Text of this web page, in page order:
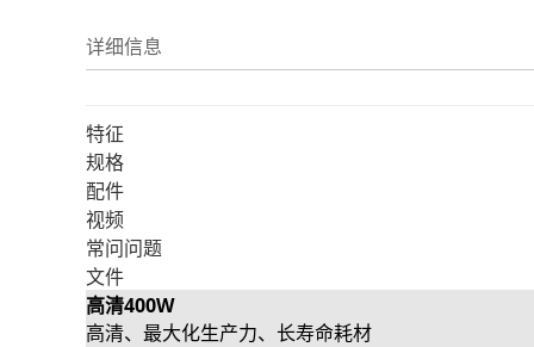
详细信息
特征
规格
配件
视频
常问问题
文件
高清400W
高清、最大化生产力、长寿命耗材